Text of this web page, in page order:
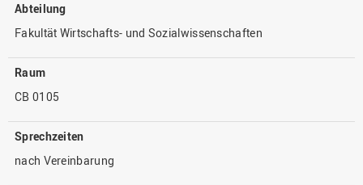
Abteilung
Fakultät Wirtschafts- und Sozialwissenschaften
Raum
CB 0105
Sprechzeiten
nach Vereinbarung